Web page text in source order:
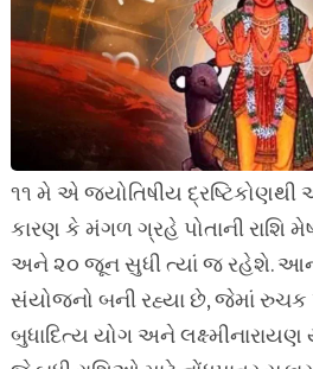
૧૧ મે એ જ્યોતિષીય
કારણ કે મંગળ ગ્રહે પોતાની રાશિ
અને ૨૦ જૂન સુધી ત્યાં જ રહેશે.
સંયોજનો બની રહ્યા છે, જેમાં
બુધાદિત્ય યોગ અને